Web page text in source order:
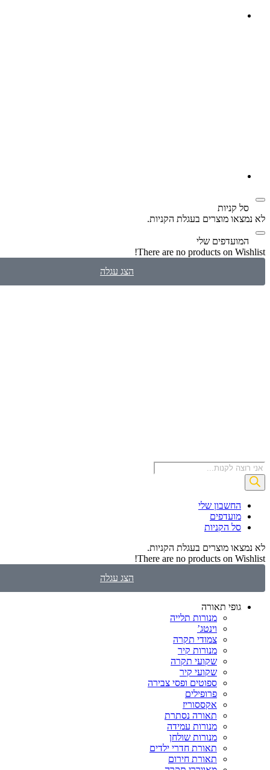
מוצרים בעגלת הקניות.
שלי
There are no products on
הצג עגלה
שלי‬
הקניות
מוצרים בעגלת הקניות.
There are no products on
הצג עגלה
תאורה
מנורות תלייה
צמודי תקרה
מנורות קיר
שקועי תקרה
שקועי קיר
ספוטים ופסי צבירה
פרופילים
אקססוריז
תאורה נסתרת
מנורות עמידה
מנורות שולחן
תאורת חדרי ילדים
תאורת חירום